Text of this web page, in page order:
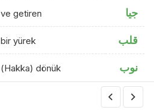
ve getiren جيا
bir yürek قلب
(Hakka) dönük نوب